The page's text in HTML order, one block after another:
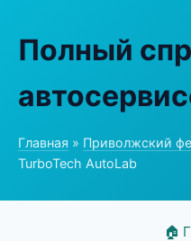
Полный
Главная » Приволжский
TurboTech AutoLab
🏠